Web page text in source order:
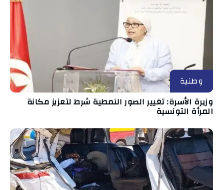
وطنية
وزيرة الأسرة: تغيير الصور النمطية شرط لتعزيز مكانة
المرأة التونسية